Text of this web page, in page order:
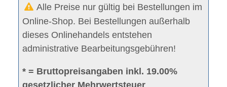
Alle Preise nur gültig bei Bestellungen im
Online-Shop. Bei Bestellungen außerhalb
dieses Onlinehandels entstehen
administrative Bearbeitungsgebühren!
* = Bruttopreisangaben inkl. 19.00%